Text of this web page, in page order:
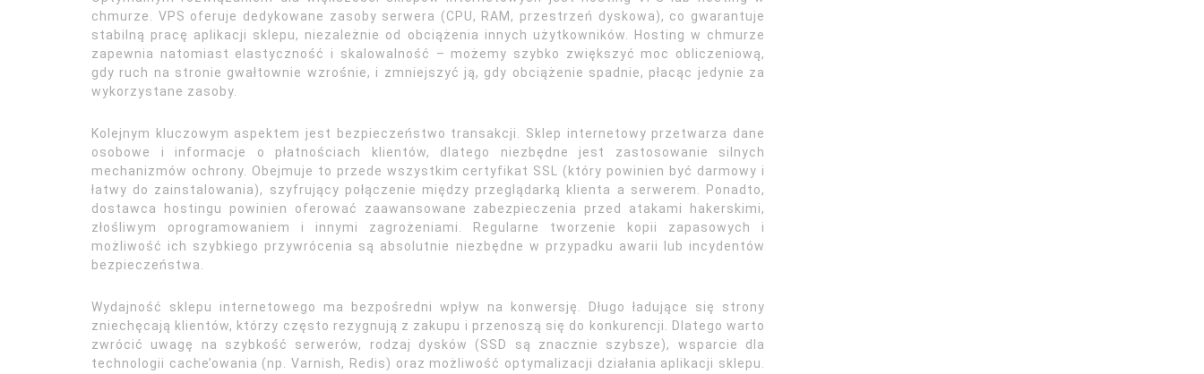
chmurze. VPS oferuje dedykowane zasoby serwera (CPU, RAM, przestrzeń dyskowa), co gwarantuje
stabilną pracę aplikacji sklepu, niezależnie od obciążenia innych użytkowników. Hosting w chmurze
zapewnia natomiast elastyczność i skalowalność – możemy szybko zwiększyć moc obliczeniową,
gdy ruch na stronie gwałtownie wzrośnie, i zmniejszyć ją, gdy obciążenie spadnie, płacąc jedynie za
wykorzystane zasoby.
Kolejnym kluczowym aspektem jest bezpieczeństwo transakcji. Sklep internetowy przetwarza dane
osobowe i informacje o płatnościach klientów, dlatego niezbędne jest zastosowanie silnych
mechanizmów ochrony. Obejmuje to przede wszystkim certyfikat SSL (który powinien być darmowy i
łatwy do zainstalowania), szyfrujący połączenie między przeglądarką klienta a serwerem. Ponadto,
dostawca hostingu powinien oferować zaawansowane zabezpieczenia przed atakami hakerskimi,
złośliwym oprogramowaniem i innymi zagrożeniami. Regularne tworzenie kopii zapasowych i
możliwość ich szybkiego przywrócenia są absolutnie niezbędne w przypadku awarii lub incydentów
bezpieczeństwa.
Wydajność sklepu internetowego ma bezpośredni wpływ na konwersję. Długo ładujące się strony
zniechęcają klientów, którzy często rezygnują z zakupu i przenoszą się do konkurencji. Dlatego warto
zwrócić uwagę na szybkość serwerów, rodzaj dysków (SSD są znacznie szybsze), wsparcie dla
technologii cache’owania (np. Varnish, Redis) oraz możliwość optymalizacji działania aplikacji sklepu.